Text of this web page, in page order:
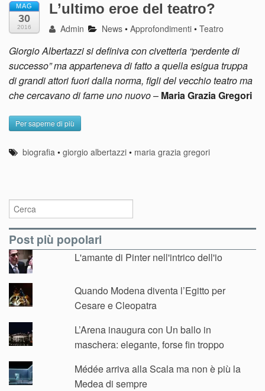
MAG
30
2016
L’ultimo eroe del teatro?
Admin News •Approfondimenti •Teatro
Giorgio Albertazzi si definiva con civetteria “perdente di
successo” ma apparteneva di fatto a quella esigua truppa
di grandi attori fuori dalla norma, figli del vecchio teatro ma
che cercavano di farne uno nuovo– Maria Grazia Gregori
Per saperne di più
biografia •giorgio albertazzi • maria grazia gregori
Post più popolari
L'amante di Pinter nell'intrico dell'io
Quando Modena diventa l’Egitto per
Cesare e Cleopatra
L’Arena inaugura con Un ballo in
maschera: elegante, forse fin troppo
Médée arriva alla Scala ma non è più la
Medea di sempre